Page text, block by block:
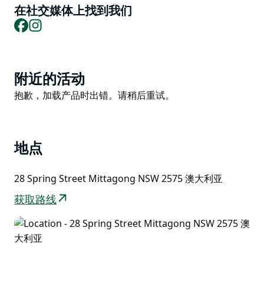
在将洛维特打造成完美的度假屋时，我们不遗余力，甚至
包括所提供的床单的质量。
乡村空气，在周围环绕着成熟树木的阳光明媚的庭院里享
用早晨咖啡。
园的琥珀色和绿色色调透过落地窗渗透进来，与雾蒙蒙的
灰色墙壁以及海军蓝和鼠尾草垫子相得益彰，营造出微妙
在社交媒体上找到我们
Facebook
Product
List
附近的活动
Product
抱歉，加载产品时出错。请稍后重试。
地点
28 Spring Street Mittagong NSW 2575 澳大利亚
获取路线